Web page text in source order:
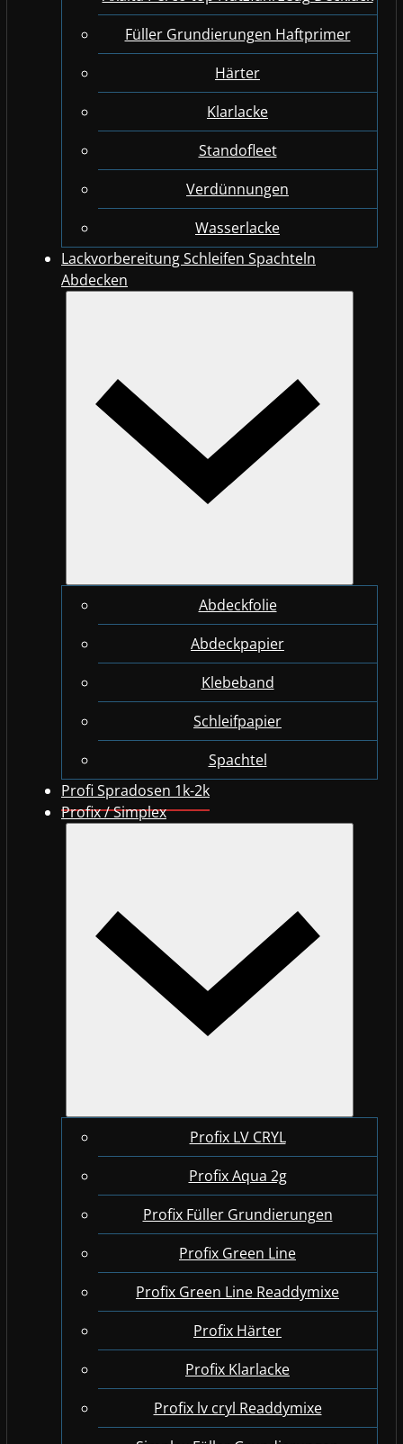
Füller Grundierungen Haftprimer
Härter
Klarlacke
Standofleet
Verdünnungen
Wasserlacke
Lackvorbereitung Schleifen Spachteln
Abdecken
Abdeckfolie
Abdeckpapier
Klebeband
Schleifpapier
Spachtel
Profi Spradosen 1k-2k
Profix / Simplex
Profix LV CRYL
Profix Aqua 2g
Profix Füller Grundierungen
Profix Green Line
Profix Green Line Readdymixe
Profix Härter
Profix Klarlacke
Profix lv cryl Readdymixe